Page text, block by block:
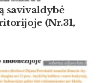
savivaldybė
(Nr.31,